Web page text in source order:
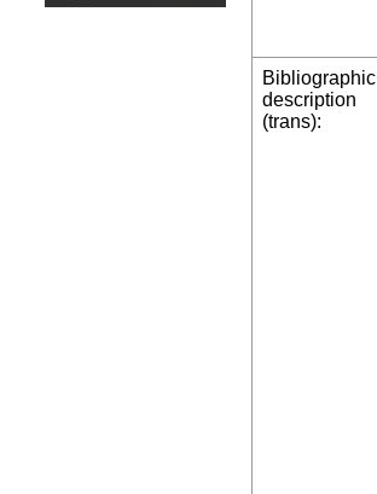
Bibliographic
description
(trans):